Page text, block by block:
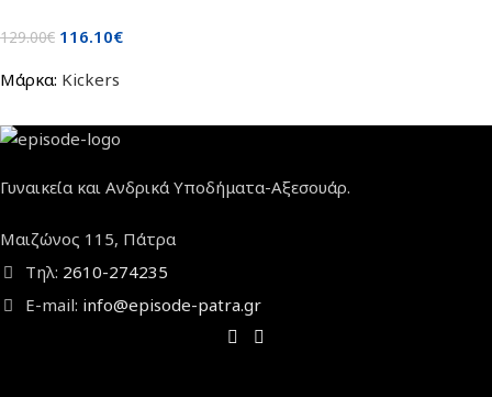
129.00€ 116.10€
Μάρκα: Kickers
Γυναικεία και Ανδρικά Υποδήματα-Αξεσουάρ.
Μαιζώνος 115, Πάτρα
Τηλ: 2610-274235
E-mail: info@episode-patra.gr